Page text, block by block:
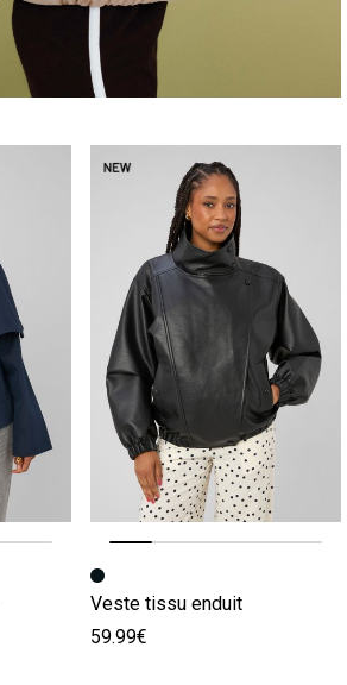
Image précédente
Image suivante
Veste tissu enduit
59.99€